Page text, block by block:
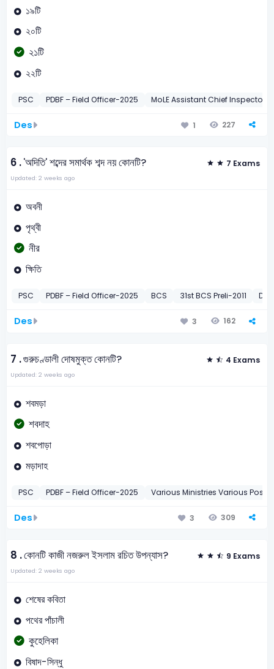
১৯টি
২০টি
২১টি
২২টি
PSC PDBF – Field Officer-2025 MoLE Assistant Chief Inspector-
Des 1 227
6 .'অদিতি' শব্দের সমার্থক শব্দ নয় কোনটি? 7 Exams
Updated: 2 weeks ago
অবনী
পৃথ্বী
নীর
ক্ষিতি
PSC PDBF – Field Officer-2025 BCS 31st BCS Preli-2011
Des 3 162
7 .গুরুচণ্ডালী দোষমুক্ত কোনটি? 4 Exams
Updated: 2 weeks ago
শবমড়া
শবদাহ
শবপোড়া
মড়াদাহ
PSC PDBF – Field Officer-2025 Various Ministries Various
Des 3 309
8 .কোনটি কাজী নজরুল ইসলাম রচিত উপন্যাস? 9 Exams
Updated: 2 weeks ago
শেষের কবিতা
পথের পাঁচালী
কুহেলিকা
বিষাদ-সিন্ধু